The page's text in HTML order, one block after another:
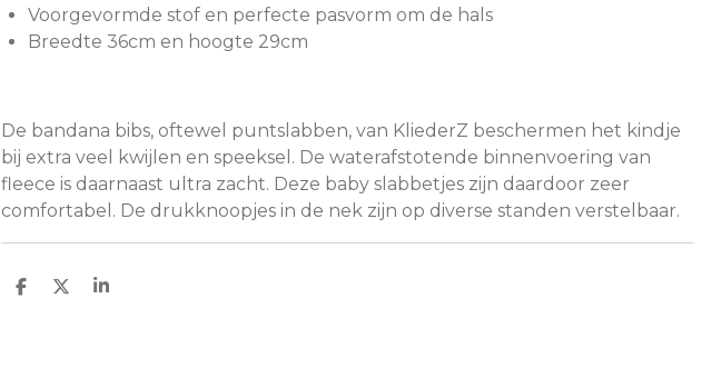
Voorgevormde stof en perfecte pasvorm om de hals
Breedte 36cm en hoogte 29cm
De bandana bibs, oftewel puntslabben, van KliederZ beschermen het kindje
bij extra veel kwijlen en speeksel. De waterafstotende binnenvoering van
fleece is daarnaast ultra zacht. Deze baby slabbetjes zijn daardoor zeer
comfortabel. De drukknoopjes in de nek zijn op diverse standen verstelbaar.
D
D
S